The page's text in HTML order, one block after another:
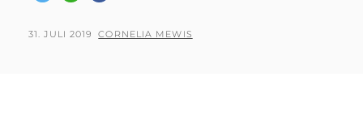
POSTED
31. JULI 2019 BY
CORNELIA MEWIS